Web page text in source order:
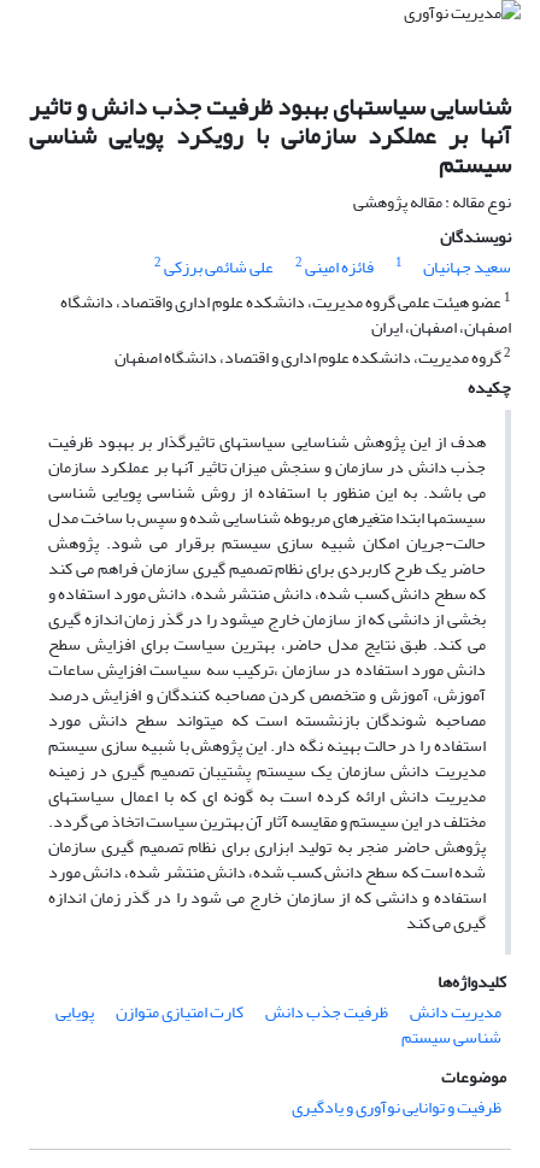
شناسایی سیاستهای بهبود ظرفیت جذب دانش و تاثیر
آنها بر عملکرد سازمانی با رویکرد پویایی شناسی
سیستم
نوع مقاله : مقاله پژوهشی
نویسندگان
سعید جهانیان
1 فائزه امینی2 علی شائمی برزکی2
1عضو هیئت علمی گروه مدیریت، دانشکده علوم اداری واقتصاد، دانشگاه
اصفهان، اصفهان، ایران
2گروه مدیریت، دانشکده علوم اداری و اقتصاد، دانشگاه اصفهان
چکیده
هدف از این پژوهش شناسایی سیاستهای تاثیرگذار بر بهبود ظرفیت
جذب دانش در سازمان و سنجش میزان تاثیر آنها بر عملکرد سازمان
می باشد. به این منظور با استفاده از روش شناسی پویایی شناسی
سیستمها ابتدا متغیرهای مربوطه شناسایی شده و سپس با ساخت مدل
حالت-جریان امکان شبیه سازی سیستم برقرار می شود. پژوهش
حاضر یک طرح کاربردی برای نظام تصمیم گیری سازمان فراهم می کند
که سطح دانش کسب شده، دانش منتشر شده، دانش مورد استفاده و
بخشی از دانشی که از سازمان خارج میشود را در گذر زمان اندازه گیری
می کند. طبق نتایج مدل حاضر، بهترین سیاست برای افزایش سطح
دانش مورد استفاده در سازمان ،ترکیب سه سیاست افزایش ساعات
آموزش، آموزش و متخصص کردن مصاحبه کنندگان و افزایش درصد
مصاحبه شوندگان بازنشسته است که میتواند سطح دانش مورد
استفاده را در حالت بهینه نگه دار. این پژوهش با شبیه سازی سیستم
مدیریت دانش سازمان یک سیستم پشتیبان تصمیم گیری در زمینه
مدیریت دانش ارائه کرده است به گونه ای که با اعمال سیاستهای
مختلف در این سیستم و مقایسه آثار آن بهترین سیاست اتخاذ می گردد.
پژوهش حاضر منجر به تولید ابزاری برای نظام تصمیم گیری سازمان
شده است که سطح دانش کسب شده، دانش منتشر شده، دانش مورد
استفاده و دانشی که از سازمان خارج می شود را در گذر زمان اندازه
گیری می کند
کلیدواژه‌ها
مدیریت دانش
ظرفیت جذب دانش کارت امتیازی متوازن پویایی
شناسی سیستم
موضوعات
ظرفیت و توانایی نوآوری و یادگیری